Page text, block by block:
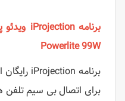
Powerlite 99W
برای اتصال بی سیم تلفن